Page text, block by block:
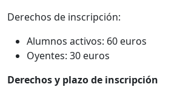
Derechos de inscripción:
Alumnos activos: 60 euros
Oyentes: 30 euros
Derechos y plazo de inscripción